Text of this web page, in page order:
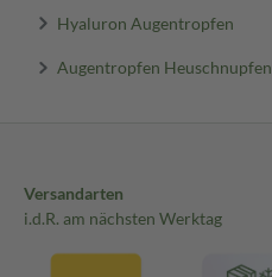
Hyaluron Augentropfen
Augentropfen Heuschnupfen
Versandarten
i.d.R. am nächsten Werktag